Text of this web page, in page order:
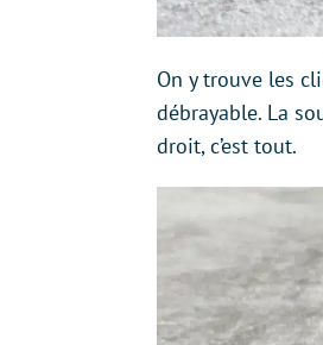
On y trouve les
débrayable. La
droit, c’est tout.